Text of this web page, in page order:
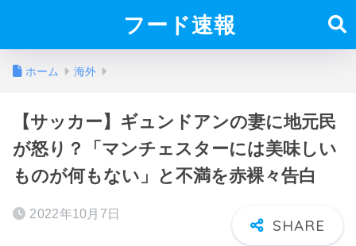
フード速報
ホーム 海外
【サッカー】ギュンドアンの妻に地元民
が怒り？「マンチェスターには美味しい
ものが何もない」と不満を赤裸々告白
2022年10月7日